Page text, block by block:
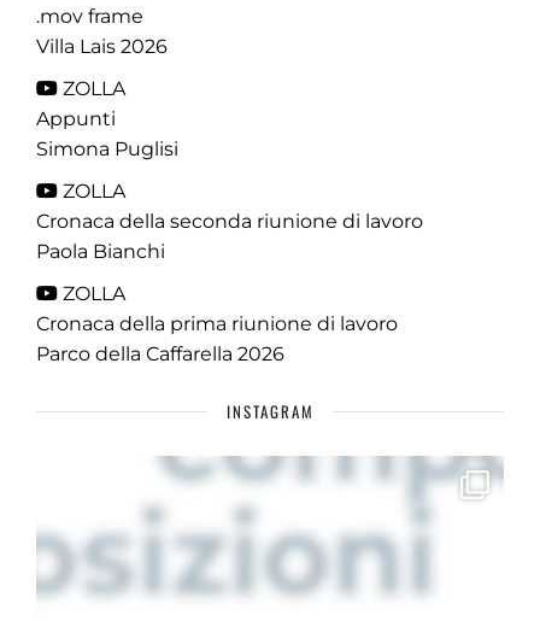
.mov frame
Villa Lais 2026
ZOLLA
Appunti
Simona Puglisi
ZOLLA
Cronaca della seconda riunione di lavoro
Paola Bianchi
ZOLLA
Cronaca della prima riunione di lavoro
Parco della Caffarella 2026
INSTAGRAM